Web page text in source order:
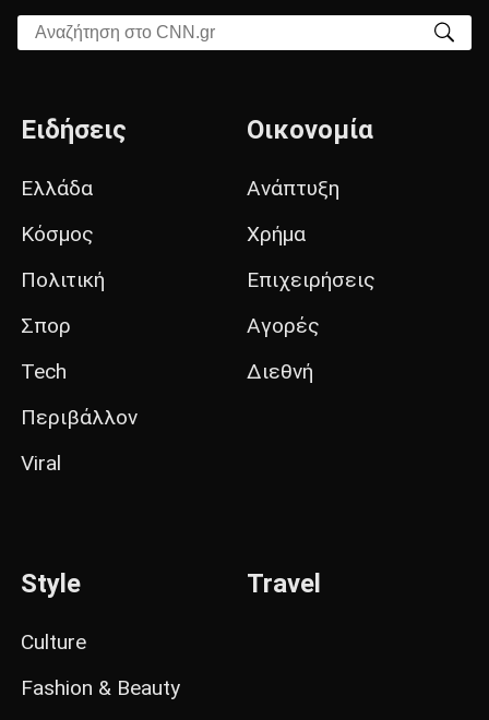
Αναζήτηση στο CNN.gr
Ειδήσεις
Ελλάδα
Κόσμος
Πολιτική
Σπορ
Tech
Περιβάλλον
Viral
Οικονομία
Ανάπτυξη
Χρήμα
Επιχειρήσεις
Αγορές
Διεθνή
Style
Culture
Fashion & Beauty
Travel